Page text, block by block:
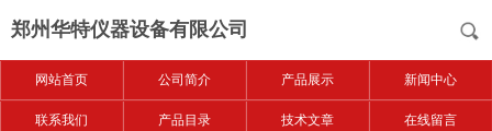
郑州华特仪器设备有限公司
网站首页 公司简介 产品展示 新闻中心
联系我们 产品目录 技术文章 在线留言